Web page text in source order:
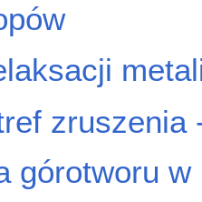
zruszenia
górotworu w